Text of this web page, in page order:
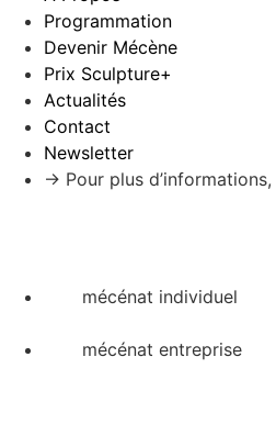
Programmation
Devenir Mécène
Prix Sculpture+
Actualités
Contact
Newsletter
→ Pour plus d’informations,
mécénat individuel
mécénat entreprise